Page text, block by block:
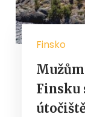
Finsko
Mužům
Finsku